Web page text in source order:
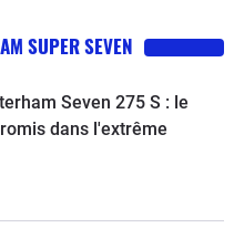
SUPER SEVEN
Seven 275 S : le
dans l'extrême